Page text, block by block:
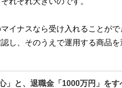
イナスなら受け入れることが
し、そのうえで運用する商品を
」と、退職金「1000万円」を